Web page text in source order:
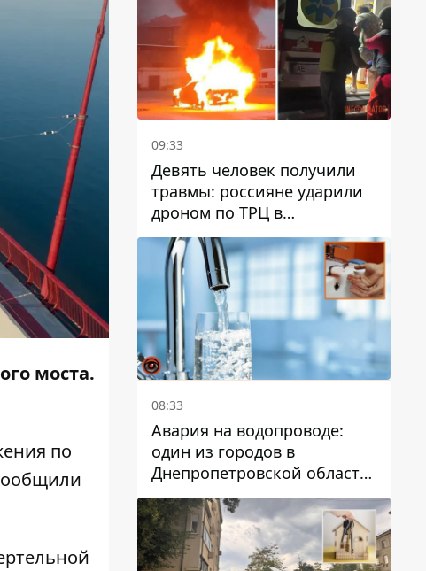
моста.
по
09:33
Девять человек получили
травмы: россияне ударили
дроном по ТРЦ в
Павлограде, будет ли
работать заведение в
дальнейшем
08:33
Авария на водопроводе:
один из городов в
Днепропетровской области
остался без воды